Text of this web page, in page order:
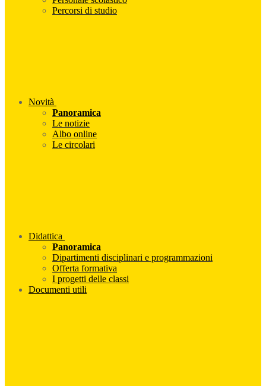
Percorsi di studio
Novità
Panoramica
Le notizie
Albo online
Le circolari
Didattica
Panoramica
Dipartimenti disciplinari e programmazioni
Offerta formativa
I progetti delle classi
Documenti utili